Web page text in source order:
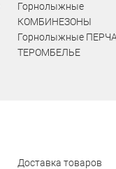
Горнолыжные
КОМБИНЕЗОНЫ
Горнолыжные
ТЕРОМБЕЛЬЕ
Доставка товаров